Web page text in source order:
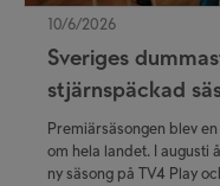
10/6/2026
Sveriges
stjärnspäckad
Premiärsäsongen blev
om hela landet. I augusti
ny säsong på TV4 Play